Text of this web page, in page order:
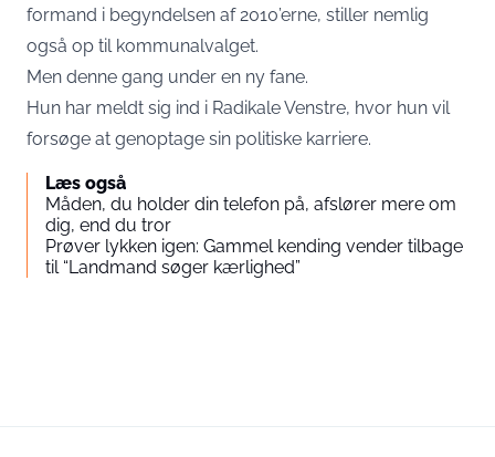
formand i begyndelsen af 2010’erne, stiller nemlig
også op til kommunalvalget.
Men denne gang under en ny fane.
Hun har meldt sig ind i Radikale Venstre, hvor hun vil
forsøge at genoptage sin politiske karriere.
Læs også
Måden, du holder din telefon på, afslører mere om
dig, end du tror
Prøver lykken igen: Gammel kending vender tilbage
til “Landmand søger kærlighed”